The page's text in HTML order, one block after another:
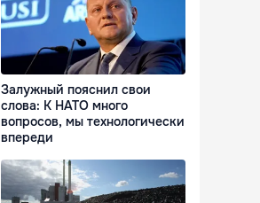
Залужный пояснил свои
слова: К НАТО много
вопросов, мы технологически
впереди